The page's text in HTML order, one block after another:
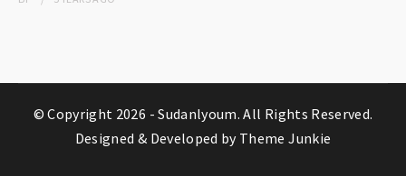
© Copyright 2026 -Sudanlyoum. All Rights Reserved.
Designed & Developed by Theme Junkie